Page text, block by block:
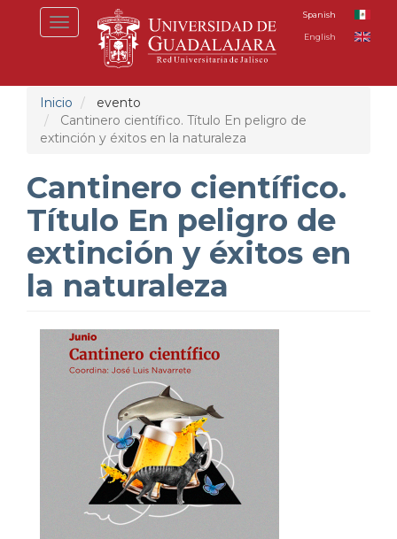
Toggle
navigation
Spanish
English
Inicio
evento
Cantinero científico. Título En peligro de
extinción y éxitos en la naturaleza
Cantinero científico.
Título En peligro de
extinción y éxitos en
la naturaleza